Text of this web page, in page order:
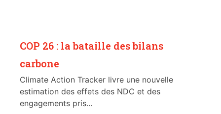
COP 26 : la bataille des bilans
carbone
Climate Action Tracker livre une nouvelle
estimation des effets des NDC et des
engagements pris...